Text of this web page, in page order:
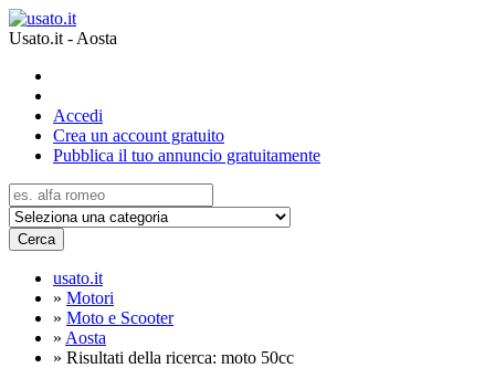
Usato.it - Aosta
Accedi
Crea un account gratuito
Pubblica il tuo annuncio gratuitamente
Cerca
usato.it
» Motori
» Moto e Scooter
» Aosta
» Risultati della ricerca: moto 50cc